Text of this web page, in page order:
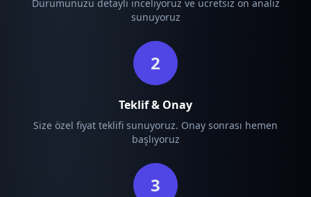
Durumunuzu detaylı inceliyoruz ve ücretsiz ön analiz
sunuyoruz
2
Teklif & Onay
Size özel fiyat teklifi sunuyoruz. Onay sonrası hemen
başlıyoruz
3